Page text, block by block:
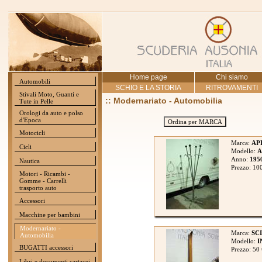
Automobili
Stivali Moto, Guanti e
Tute in Pelle
Orologi da auto e polso
d'Epoca
Motocicli
Cicli
Nautica
Motori - Ricambi -
Gomme - Carrelli
trasporto auto
Accessori
Macchine per bambini
Modernariato -
Automobilia
BUGATTI accessori
Home page
Chi siamo
SCHIO E LA STORIA
RITROVAMENTI
:: Modernariato - Automobilia
Ordina per MARCA
Marca:
Modello:
Anno:
Prezzo:
Marca: SCI
Modello:
Prezzo: 50